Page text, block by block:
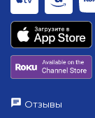
Отзывы